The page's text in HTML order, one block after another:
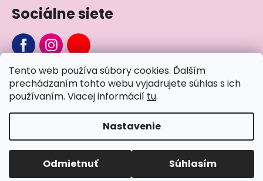
Tento web používa súbory cookies. Ďalším
prechádzaním tohto webu vyjadrujete súhlas s ich
používaním. Viacej informácií tu.
Nastavenie
Odmietnuť Súhlasím
Sociálne siete
Chcete sa nás na niečo opýtať?
Copyright 2026Little Angel® . Všetky práva vyhradené.